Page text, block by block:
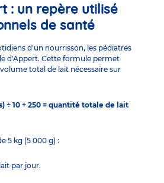
: un repère utilisé
de santé
d'un nourrisson, les pédiatres
d'Appert. Cette formule permet
total de lait nécessaire sur
÷ 10 + 250 = quantité totale de lait
5 kg (5 000 g) :
par jour.